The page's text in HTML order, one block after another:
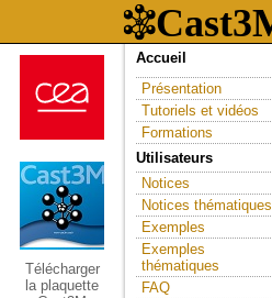
Télécharger
la plaquette
Accueil
Présentation
Tutoriels et vidéos
Formations
Utilisateurs
Notices
Notices thématiques
Exemples
Exemples
thématiques
FAQ